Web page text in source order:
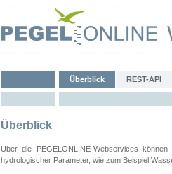
Überblick REST-API
Überblick
Über die PEGELONLINE-Webservices
hydrologischer Parameter, wie zum Beispiel